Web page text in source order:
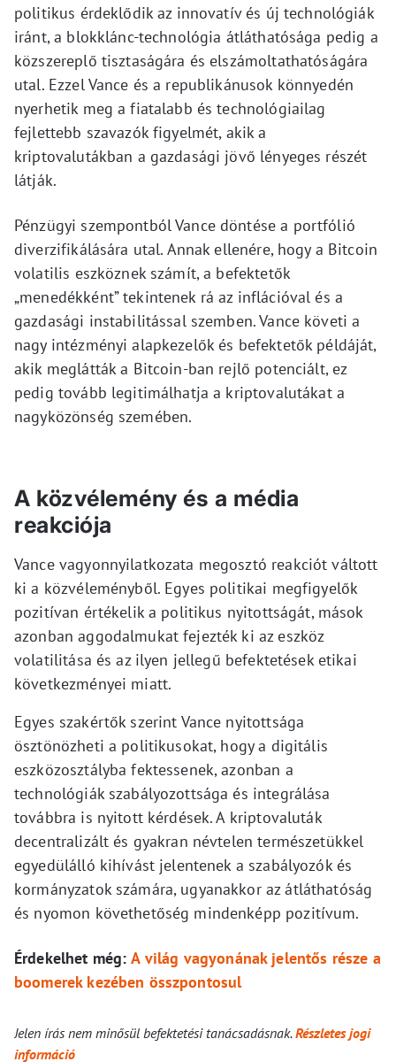
politikus érdeklődik az innovatív és új technológiák
iránt, a blokklánc-technológia átláthatósága pedig a
közszereplő tisztaságára és elszámoltathatóságára
utal. Ezzel Vance és a republikánusok könnyedén
nyerhetik meg a fiatalabb és technológiailag
fejlettebb szavazók figyelmét, akik a
kriptovalutákban a gazdasági jövő lényeges részét
látják.
Pénzügyi szempontból Vance döntése a portfólió
diverzifikálására utal. Annak ellenére, hogy a Bitcoin
volatilis eszköznek számít, a befektetők
„menedékként” tekintenek rá az inflációval és a
gazdasági instabilitással szemben. Vance követi a
nagy intézményi alapkezelők és befektetők példáját,
akik meglátták a Bitcoin-ban rejlő potenciált, ez
pedig tovább legitimálhatja a kriptovalutákat a
nagyközönség szemében.
A közvélemény és a média
reakciója
Vance vagyonnyilatkozata megosztó reakciót váltott
ki a közvéleményből. Egyes politikai megfigyelők
pozitívan értékelik a politikus nyitottságát, mások
azonban aggodalmukat fejezték ki az eszköz
volatilitása és az ilyen jellegű befektetések etikai
következményei miatt.
Egyes szakértők szerint Vance nyitottsága
ösztönözheti a politikusokat, hogy a digitális
eszközosztályba fektessenek, azonban a
technológiák szabályozottsága és integrálása
továbbra is nyitott kérdések. A kriptovaluták
decentralizált és gyakran névtelen természetükkel
egyedülálló kihívást jelentenek a szabályozók és
kormányzatok számára, ugyanakkor az átláthatóság
és nyomon követhetőség mindenképp pozitívum.
Érdekelhet még: A világ vagyonának jelentős része a
boomerek kezében összpontosul
Jelen írás nem minősül befektetési tanácsadásnak.Részletes jogi
információ